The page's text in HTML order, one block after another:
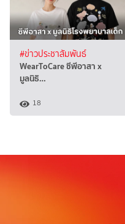
#ข่าวประชาสัมพันธ์
WearToCare ซีพีอาสา x
มูลนิธิ…
18